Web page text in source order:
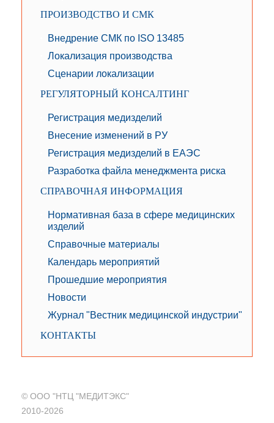
ПРОИЗВОДСТВО И СМК
Внедрение СМК по ISO 13485
Локализация производства
Сценарии локализации
РЕГУЛЯТОРНЫЙ КОНСАЛТИНГ
Регистрация медизделий
Внесение изменений в РУ
Регистрация медизделий в ЕАЭС
Разработка файла менеджмента риска
СПРАВОЧНАЯ ИНФОРМАЦИЯ
Нормативная база в сфере медицинских
изделий
Справочные материалы
Календарь мероприятий
Прошедшие мероприятия
Новости
Журнал "Вестник медицинской индустрии"
КОНТАКТЫ
© ООО "НТЦ "МЕДИТЭКС"
2010-2026